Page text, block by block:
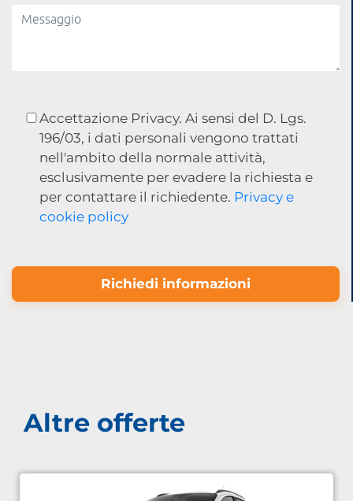
Accettazione Privacy. Ai sensi del D. Lgs.
196/03, i dati personali vengono trattati
nell'ambito della normale attività,
esclusivamente per evadere la richiesta e
per contattare il richiedente. Privacy e
cookie policy
Richiedi informazioni
Altre offerte